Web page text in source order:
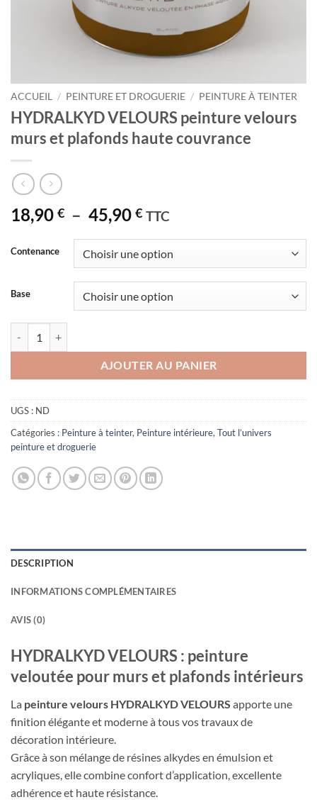
ACCUEIL / PEINTURE ET DROGUERIE / PEINTURE À TEINTER
HYDRALKYD VELOURS peinture velours
murs et plafonds haute couvrance
18,90 € – 45,90 €Plage
prix :
18,90 €
à
45,90 €
TTC
Contenance
Base
AJOUTER AU PANIER
UGS : ND
Catégories : Peinture à teinter, Peinture intérieure,Tout l’univers
peinture et droguerie
DESCRIPTION
INFORMATIONS COMPLÉMENTAIRES
AVIS (0)
HYDRALKYD VELOURS : peinture
veloutée pour murs et plafonds intérieurs
La peinture velours HYDRALKYD VELOURS apporte une
finition élégante et moderne à tous vos travaux de
décoration intérieure.
Grâce à son mélange de résines alkydes en émulsion et
acryliques, elle combine confort d’application, excellente
adhérence et haute résistance.